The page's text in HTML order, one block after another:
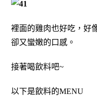
裡面的雞肉也好吃，好
卻又蠻嫩的口感。
接著喝飲料吧~
以下是飲料的MENU